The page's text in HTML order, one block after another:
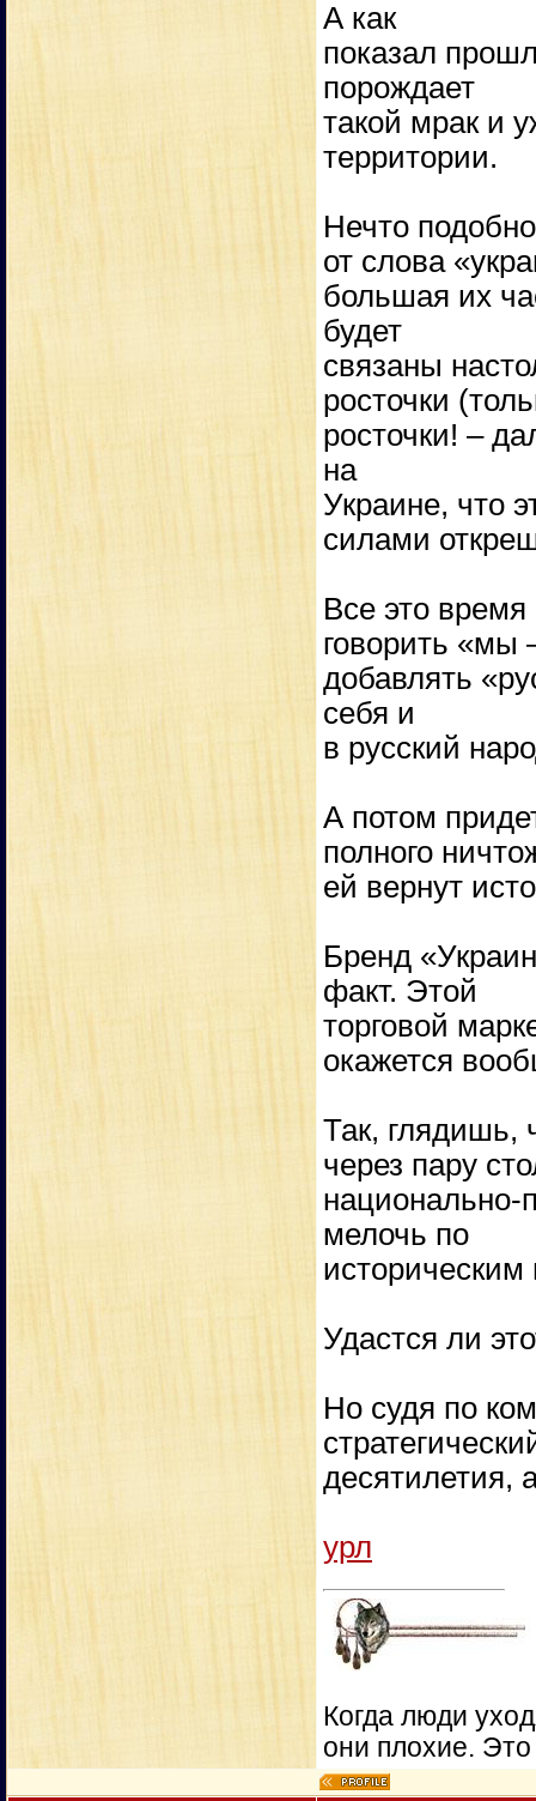
А как
показал
порождает
такой мрак и
территории.
Нечто
от слова
большая их
будет
связаны
росточки
росточки! –
на
Украине, что
силами
Все это
говорить «мы
добавлять
себя и
в русский
А потом
полного
ей вернут
Бренд
факт. Этой
торговой
окажется
Так, глядишь,
через пару
национально-
мелочь по
историческим
Удастся ли
Но судя по
десятилетия,
урл
Когда люди
они плохие.